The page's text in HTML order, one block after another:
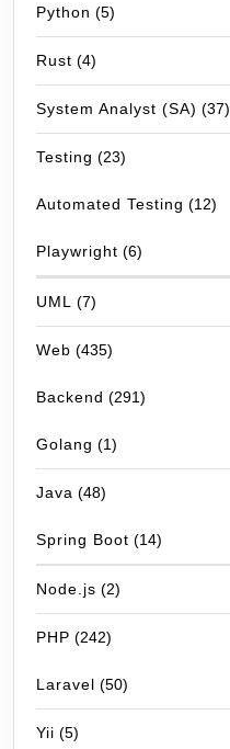
Python (5)
Rust (4)
System Analyst (SA) (37)
Testing (23)
Automated Testing (12)
Playwright (6)
UML (7)
Web (435)
Backend (291)
Golang (1)
Java (48)
Spring Boot (14)
Node.js (2)
PHP (242)
Laravel (50)
Yii (5)